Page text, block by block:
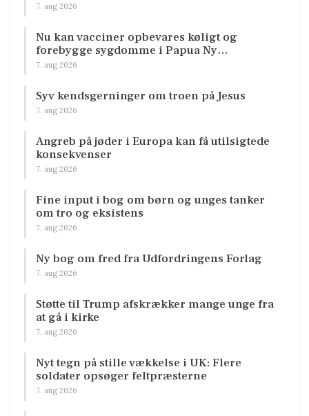
7. aug 2026
Nu kan vacciner opbevares køligt og
forebygge sygdomme i Papua Ny…
7. aug 2026
Syv kendsgerninger om troen på Jesus
7. aug 2026
Angreb på jøder i Europa kan få utilsigtede
konsekvenser
7. aug 2026
Fine input i bog om børn og unges tanker
om tro og eksistens
7. aug 2026
Ny bog om fred fra Udfordringens Forlag
7. aug 2026
Støtte til Trump afskrækker mange unge fra
at gå i kirke
7. aug 2026
Nyt tegn på stille vækkelse i UK: Flere
soldater opsøger feltpræsterne
7. aug 2026